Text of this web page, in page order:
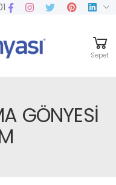
Sepet
GÖNYESİ